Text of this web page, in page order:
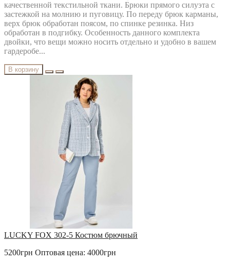
качественной текстильной ткани. Брюки прямого силуэта с
застежкой на молнию и пуговицу. По переду брюк карманы,
верх брюк обработан поясом, по спинке резинка. Низ
обработан в подгибку. Особенность данного комплекта
двойки, что вещи можно носить отдельно и удобно в вашем
гардеробе...
В корзину
LUCKY FOX 302-5 Костюм брючный
5200грн Оптовая цена: 4000грн